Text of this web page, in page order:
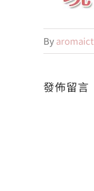
Byaromaict
發佈留言